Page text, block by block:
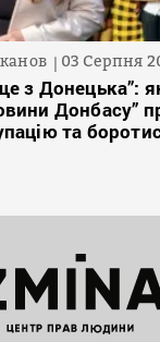
03 Серпня
з Донецька”:
Донбасу”
та